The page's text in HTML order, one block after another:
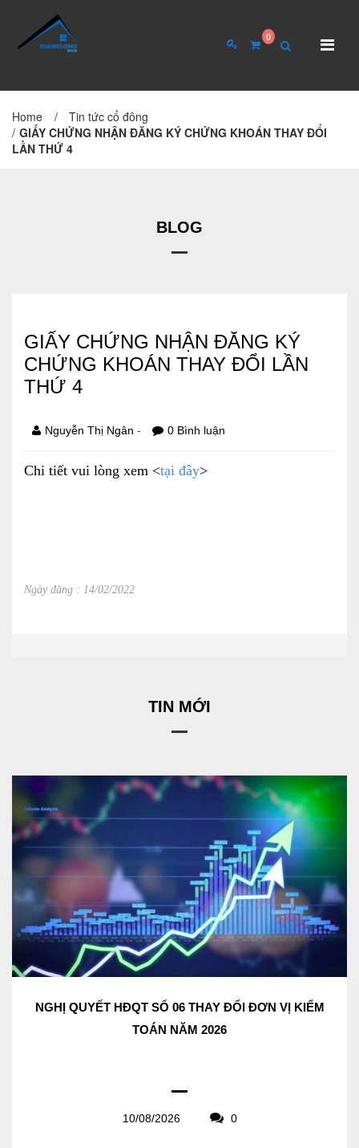
0
TRANG CHỦ
Đại hội cổ đông
Báo cáo tài chính
SẢN PHẨM
Sự kiện đang diễn ra
Home /
Tin tức cổ đông
/ GIẤY CHỨNG NHẬN ĐĂNG KÝ CHỨNG KHOÁN THAY ĐỔI
LẦN THỨ 4
BLOG
GIẤY CHỨNG NHẬN ĐĂNG KÝ
CHỨNG KHOÁN THAY ĐỔI LẦN
THỨ 4
Nguyễn Thị Ngân - 0 Bình luận
Chi tiết vui lòng xem <tại đây>
Ngày đăng : 14/02/2022
TIN MỚI
NGHỊ QUYẾT HĐQT SỐ 06 THAY ĐỔI ĐƠN VỊ KIỂM
TOÁN NĂM 2026
10/08/2026 0